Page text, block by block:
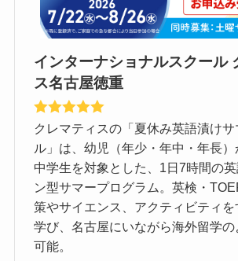
インターナショナルスクール
ス名古屋徳重
クレマティスの「夏休み英語漬け
ル」は、幼児（年少・年中・年長）
中学生を対象とした、1日7時間の
ン型サマープログラム。英検・
策やサイエンス、アクティビティ
学び、名古屋にいながら海外留学
可能。